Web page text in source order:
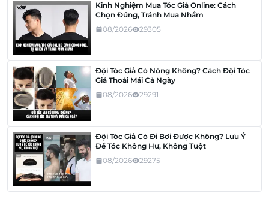
Kinh Nghiệm Mua Tóc Giả Online: Cách
Chọn Đúng, Tránh Mua Nhầm
08/2026
29305
Đội Tóc Giả Có Nóng Không? Cách Đội Tóc
Giả Thoải Mái Cả Ngày
08/2026
29291
Đội Tóc Giả Có Đi Bơi Được Không? Lưu Ý
Để Tóc Không Hư, Không Tuột
08/2026
29275